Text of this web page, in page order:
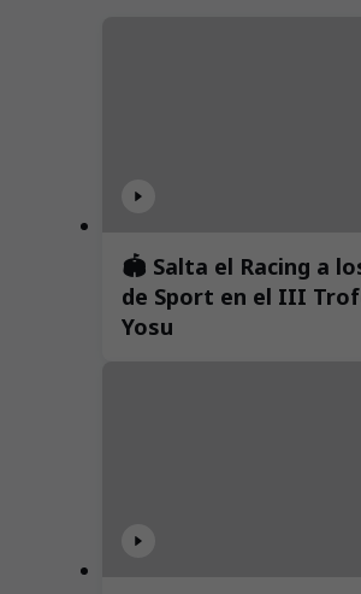
🏟️ Salta el Racing a
de Sport en el III
Yosu